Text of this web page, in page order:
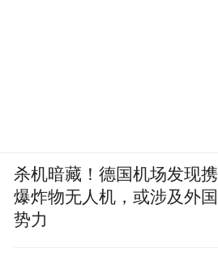
杀机暗藏！德国机场发现携
爆炸物无人机，或涉及外国
势力